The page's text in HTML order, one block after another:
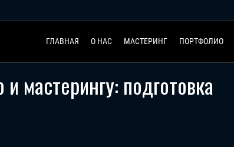
ГЛАВНАЯ О НАС МАСТЕРИНГ ПОРТФОЛИО
мастерингу: подготовка